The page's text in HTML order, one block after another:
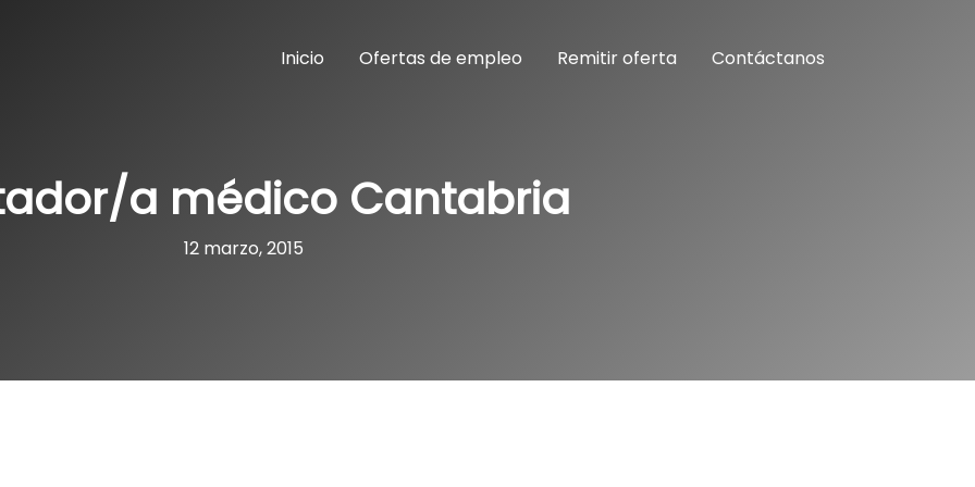
Inicio Ofertas de empleo Remitir oferta Contáctanos
a médico Cantabria
12 marzo, 2015